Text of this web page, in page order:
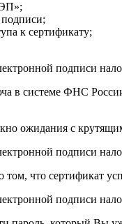
к сертификату;
в системе ФНС
ожидания с
что сертификат